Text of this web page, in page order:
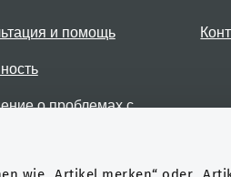
и помощь
о проблемах с